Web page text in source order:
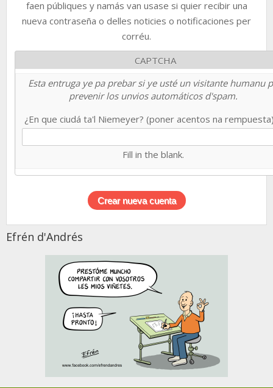
faen públiques y namás van usase si quier recibir una
nueva contraseña o delles noticies o notificaciones per
corréu.
CAPTCHA
Esta entruga ye pa prebar si ye usté un visitante humanu
prevenir los unvios automáticos d'spam.
¿En que ciudá ta'l Niemeyer? (poner acentos na
Fill in the blank.
Efrén d'Andrés